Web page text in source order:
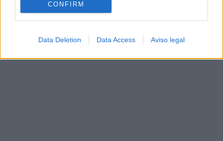
CONFIRM
Data Deletion Data Access Aviso legal